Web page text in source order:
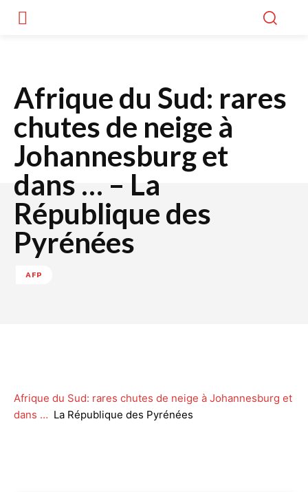
Afrique du Sud: rares
chutes de neige à
Johannesburg et
dans … – La
République des
Pyrénées
AFP
Afrique du Sud: rares chutes de neige à Johannesburg et
dans … La République des Pyrénées